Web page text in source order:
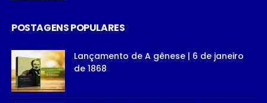
POSTAGENS POPULARES
Lançamento de A gênese | 6 de janeiro
de 1868